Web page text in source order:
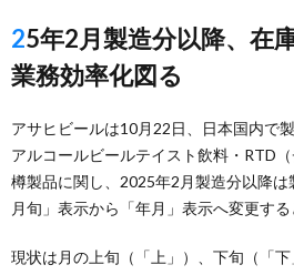
25年2月製造分以降、在庫管理や出荷など
業務効率化図る
アサヒビールは10月22日、日本国内で
アルコールビールテイスト飲料・RTD
樽製品に関し、2025年2月製造分以降
月旬」表示から「年月」表示へ変更する
現状は月の上旬（「上」）、下旬（「下